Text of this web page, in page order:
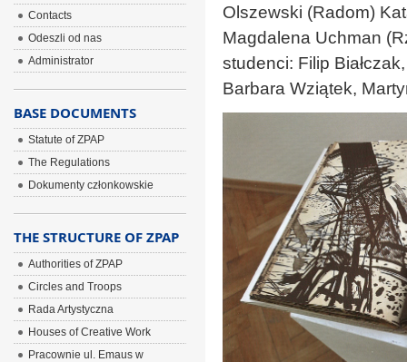
Olszewski (Radom)
Magdalena Uchman
studenci: Filip
Barbara Wziątek,
Contacts
Odeszli od nas
Administrator
BASE DOCUMENTS
Statute of ZPAP
The Regulations
Dokumenty członkowskie
THE STRUCTURE OF ZPAP
Authorities of ZPAP
Circles and Troops
Rada Artystyczna
Houses of Creative Work
Pracownie ul. Emaus w